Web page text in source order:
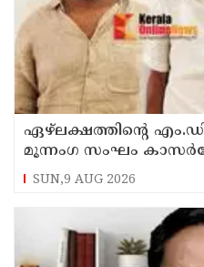
ഏഴ്ലക്ഷത്തിൻ്റെ
മൂന്നംഗ സംഘം
അറസ്റ്റിൽ
SUN,9 AUG 2026